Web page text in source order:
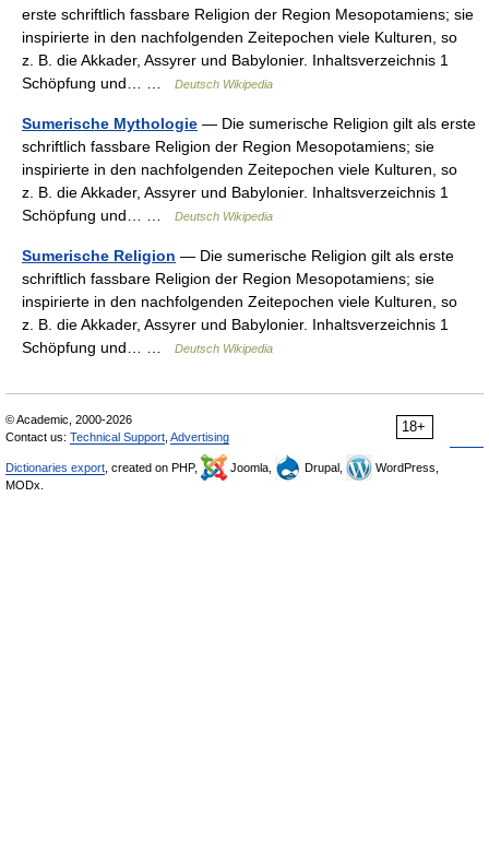
erste schriftlich fassbare Religion der Region Mesopotamiens; sie
inspirierte in den nachfolgenden Zeitepochen viele Kulturen, so
z. B. die Akkader, Assyrer und Babylonier. Inhaltsverzeichnis 1
Schöpfung und… …
Deutsch Wikipedia
Sumerische Mythologie — Die sumerische Religion gilt als erste
schriftlich fassbare Religion der Region Mesopotamiens; sie
inspirierte in den nachfolgenden Zeitepochen viele Kulturen, so
z. B. die Akkader, Assyrer und Babylonier. Inhaltsverzeichnis 1
Schöpfung und… …
Deutsch Wikipedia
Sumerische Religion — Die sumerische Religion gilt als erste
schriftlich fassbare Religion der Region Mesopotamiens; sie
inspirierte in den nachfolgenden Zeitepochen viele Kulturen, so
z. B. die Akkader, Assyrer und Babylonier. Inhaltsverzeichnis 1
Schöpfung und… …
Deutsch Wikipedia
18+
© Academic, 2000-2026
Contact us: Technical Support Advertising
Dictionaries export , created on PHP, Joomla, Drupal,
WordPress,
MODx.